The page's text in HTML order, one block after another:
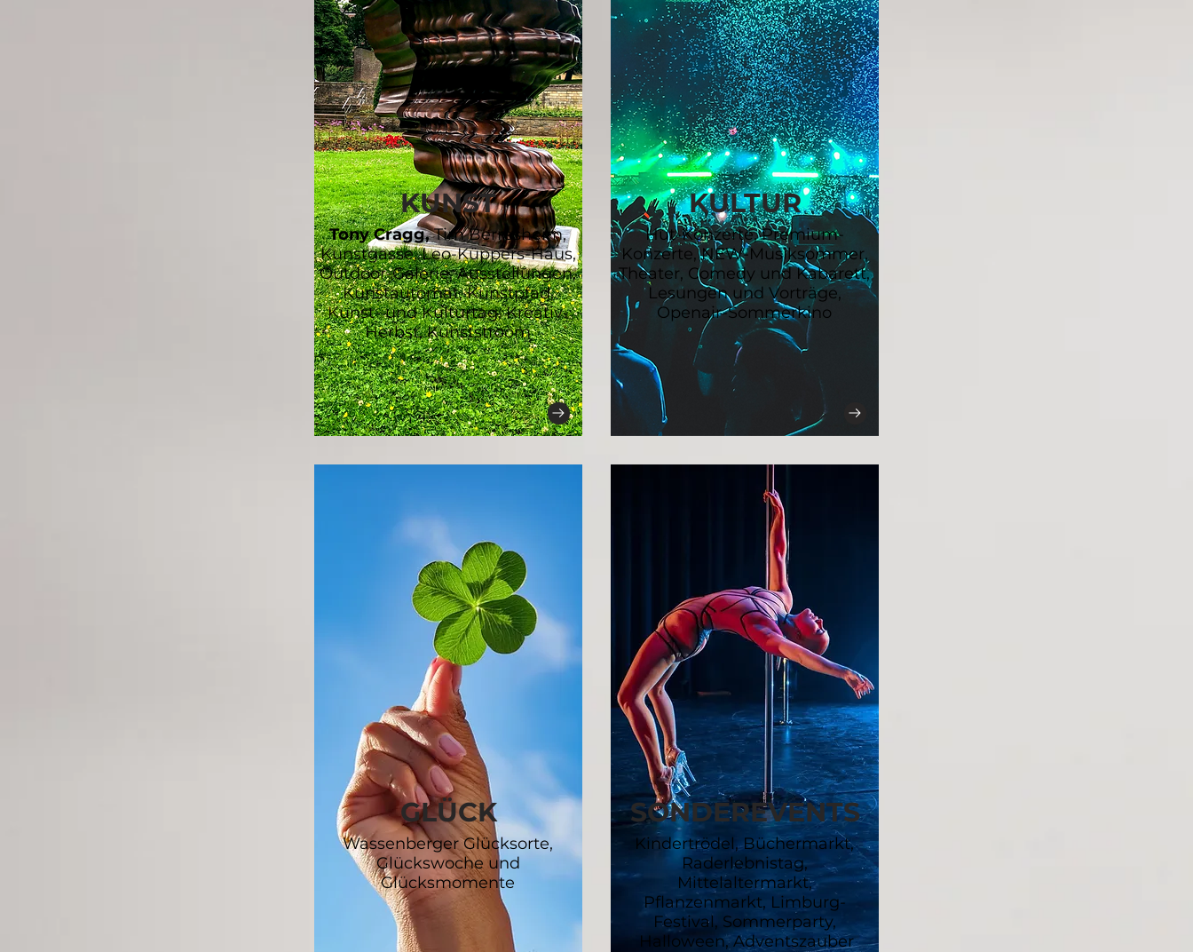
KUNST
Tony Cragg,Tim Berresheim,
Kunstgasse, Leo-Küppers-Haus,
Outdoor-Galerie, Ausstellungen,
Kunstautomat, Kunstpfad​​,
Kunst- und Kulturtag, Kreativ-
Herbst, Kunststroom​​
GLÜCK
Wassenberger Glücksorte,
Glückswoche und
Glücksmomente
KULTUR
Hut-Konzerte, Premium-
Konzerte, NEW-Musiksommer,
Theater, Comedy und Kabarett,
Lesungen und Vorträge,
Openair-Sommerkino
SONDEREVENTS
Kindertrödel, Büchermarkt,
Raderlebnistag,
Mittelaltermarkt,
Pflanzenmarkt, Limburg-
Festival, Sommerparty,
Halloween, Adventszauber